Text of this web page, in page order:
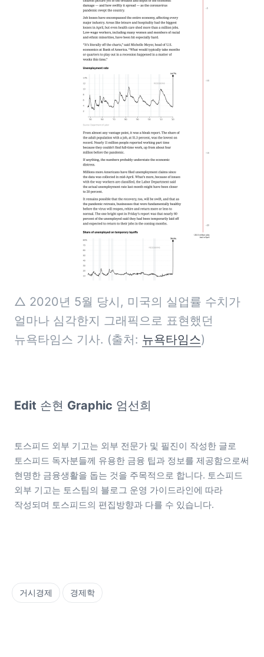
△ 2020년 5월 당시, 미국의 실업률 수치가
얼마나 심각한지 그래픽으로 표현했던
뉴욕타임스 기사. (출처: 뉴욕타임스)
Edit 손현 Graphic 엄선희
토스피드 외부 기고는 외부 전문가 및 필진이 작성한 글로
토스피드 독자분들께 유용한 금융 팁과 정보를 제공함으로써
현명한 금융생활을 돕는 것을 주목적으로 합니다. 토스피드
외부 기고는 토스팀의 블로그 운영 가이드라인에 따라
작성되며 토스피드의 편집방향과 다를 수 있습니다.
거시경제 경제학